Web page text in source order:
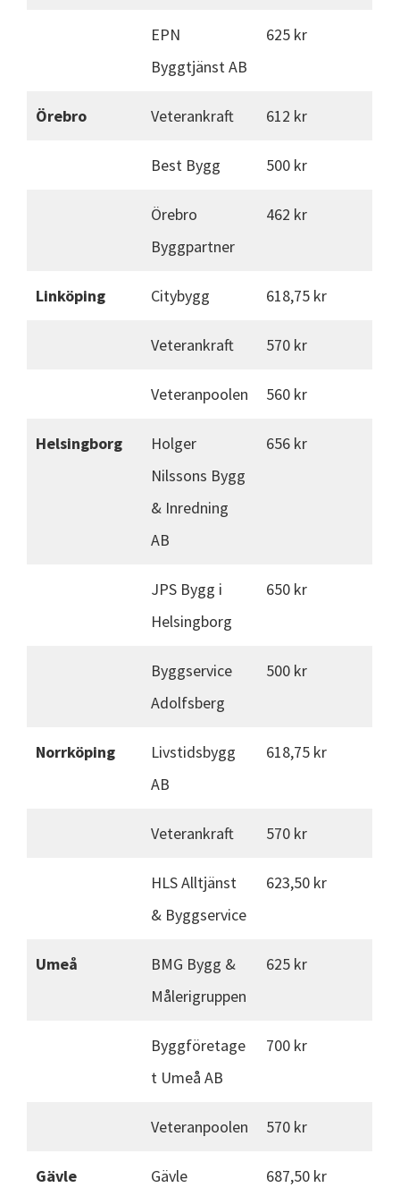
EPN
Byggtjänst AB
625 kr
Örebro Veterankraft 612 kr
Best Bygg 500 kr
Örebro
Byggpartner
462 kr
Linköping Citybygg 618,75 kr
Veterankraft 570 kr
Veteranpoolen 560 kr
Helsingborg
Holger
Nilssons Bygg
& Inredning
AB
656 kr
JPS Bygg i
Helsingborg
650 kr
Byggservice
Adolfsberg
500 kr
Norrköping
Livstidsbygg
AB
618,75 kr
Veterankraft 570 kr
HLS Alltjänst
& Byggservice
623,50 kr
Umeå
BMG Bygg &
Målerigruppen
625 kr
Byggföretage
t Umeå AB
700 kr
Veteranpoolen 570 kr
Gävle
Gävle
687,50 kr